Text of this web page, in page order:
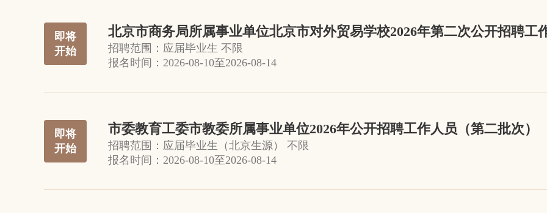
即将
开始
北京市商务局所属事业单位北京市对外贸易学校2026年第二次公开招聘工
招聘范围： 应届毕业生 不限
报名时间： 2026-08-10至2026-08-14
即将
开始
市委教育工委市教委所属事业单位2026年公开招聘工作人员（第二批次）
招聘范围： 应届毕业生（北京生源） 不限
报名时间： 2026-08-10至2026-08-14